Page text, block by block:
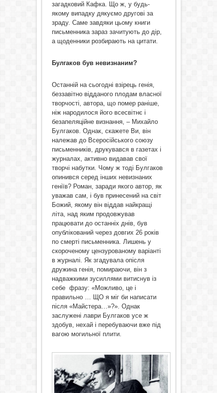
загадковий Кафка. Що ж, у будь-
якому випадку дякуємо другові за
зраду. Саме завдяки цьому книги
письменника зараз зачитують до дір,
а щоденники розбирають на цитати.
Булгаков був невизнаним?
Останній на сьогодні взірець генія,
беззавітно відданого плодам власної
творчості, автора, що помер раніше,
ніж народилося його всесвітнє і
безапеляційне визнання, – Михайло
Булгаков. Однак, скажете Ви, він
належав до Всеросійського союзу
письменників, друкувався в газетах і
журналах, активно видавав свої
творчі набутки. Чому ж тоді Булгаков
опинився серед інших невизнаних
геніїв? Роман, заради якого автор, як
уважав сам, і був принесений на світ
Божий, якому він віддав найкращі
літа, над яким продовжував
працювати до останніх днів, був
опублікований через довгих 26 років
по смерті письменника. Лишень у
скороченому цензурованому варіанті
в журналі. Як згадувала опісля
дружина генія, помираючи, він з
надважкими зусиллями витиснув із
себе фразу: «Можливо, це і
правильно … ЩО я міг би написати
після «Майстера…»?». Однак
заслужені лаври Булгаков усе ж
здобув, нехай і перебуваючи вже під
вагою могильної плити.